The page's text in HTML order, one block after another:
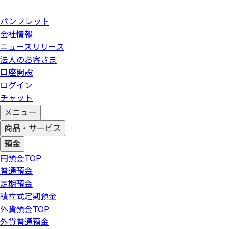
パンフレット
会社情報
ニュースリリース
法人のお客さま
口座開設
ログイン
チャット
メニュー
商品・サービス
預金
円預金TOP
普通預金
定期預金
積立式定期預金
外貨預金TOP
外貨普通預金